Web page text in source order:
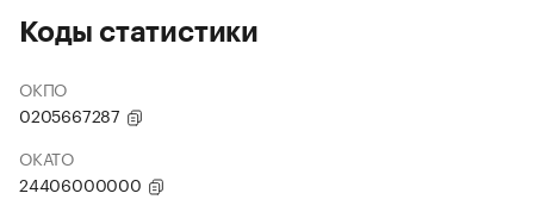
Коды статистики
ОКПО
0205667287
ОКАТО
24406000000